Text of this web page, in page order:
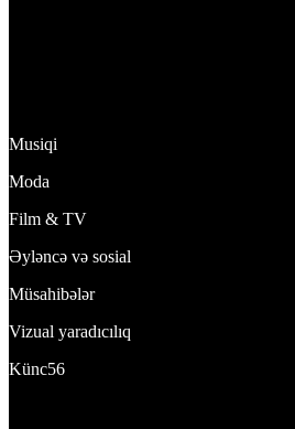
Musiqi
Moda
Film & TV
Əyləncə və sosial
Müsahibələr
Vizual yaradıcılıq
Künc56